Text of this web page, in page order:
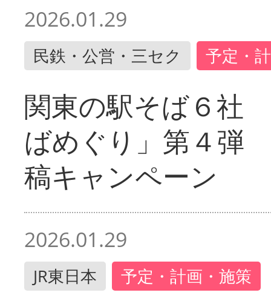
2026.01.29
民鉄・公営・三セク 予定・
関東の駅そば６社
ばめぐり」第４弾
稿キャンペーン
2026.01.29
JR東日本 予定・計画・施策